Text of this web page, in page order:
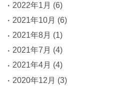
2022年1月 (6)
2021年10月 (6)
2021年8月 (1)
2021年7月 (4)
2021年4月 (4)
2020年12月 (3)